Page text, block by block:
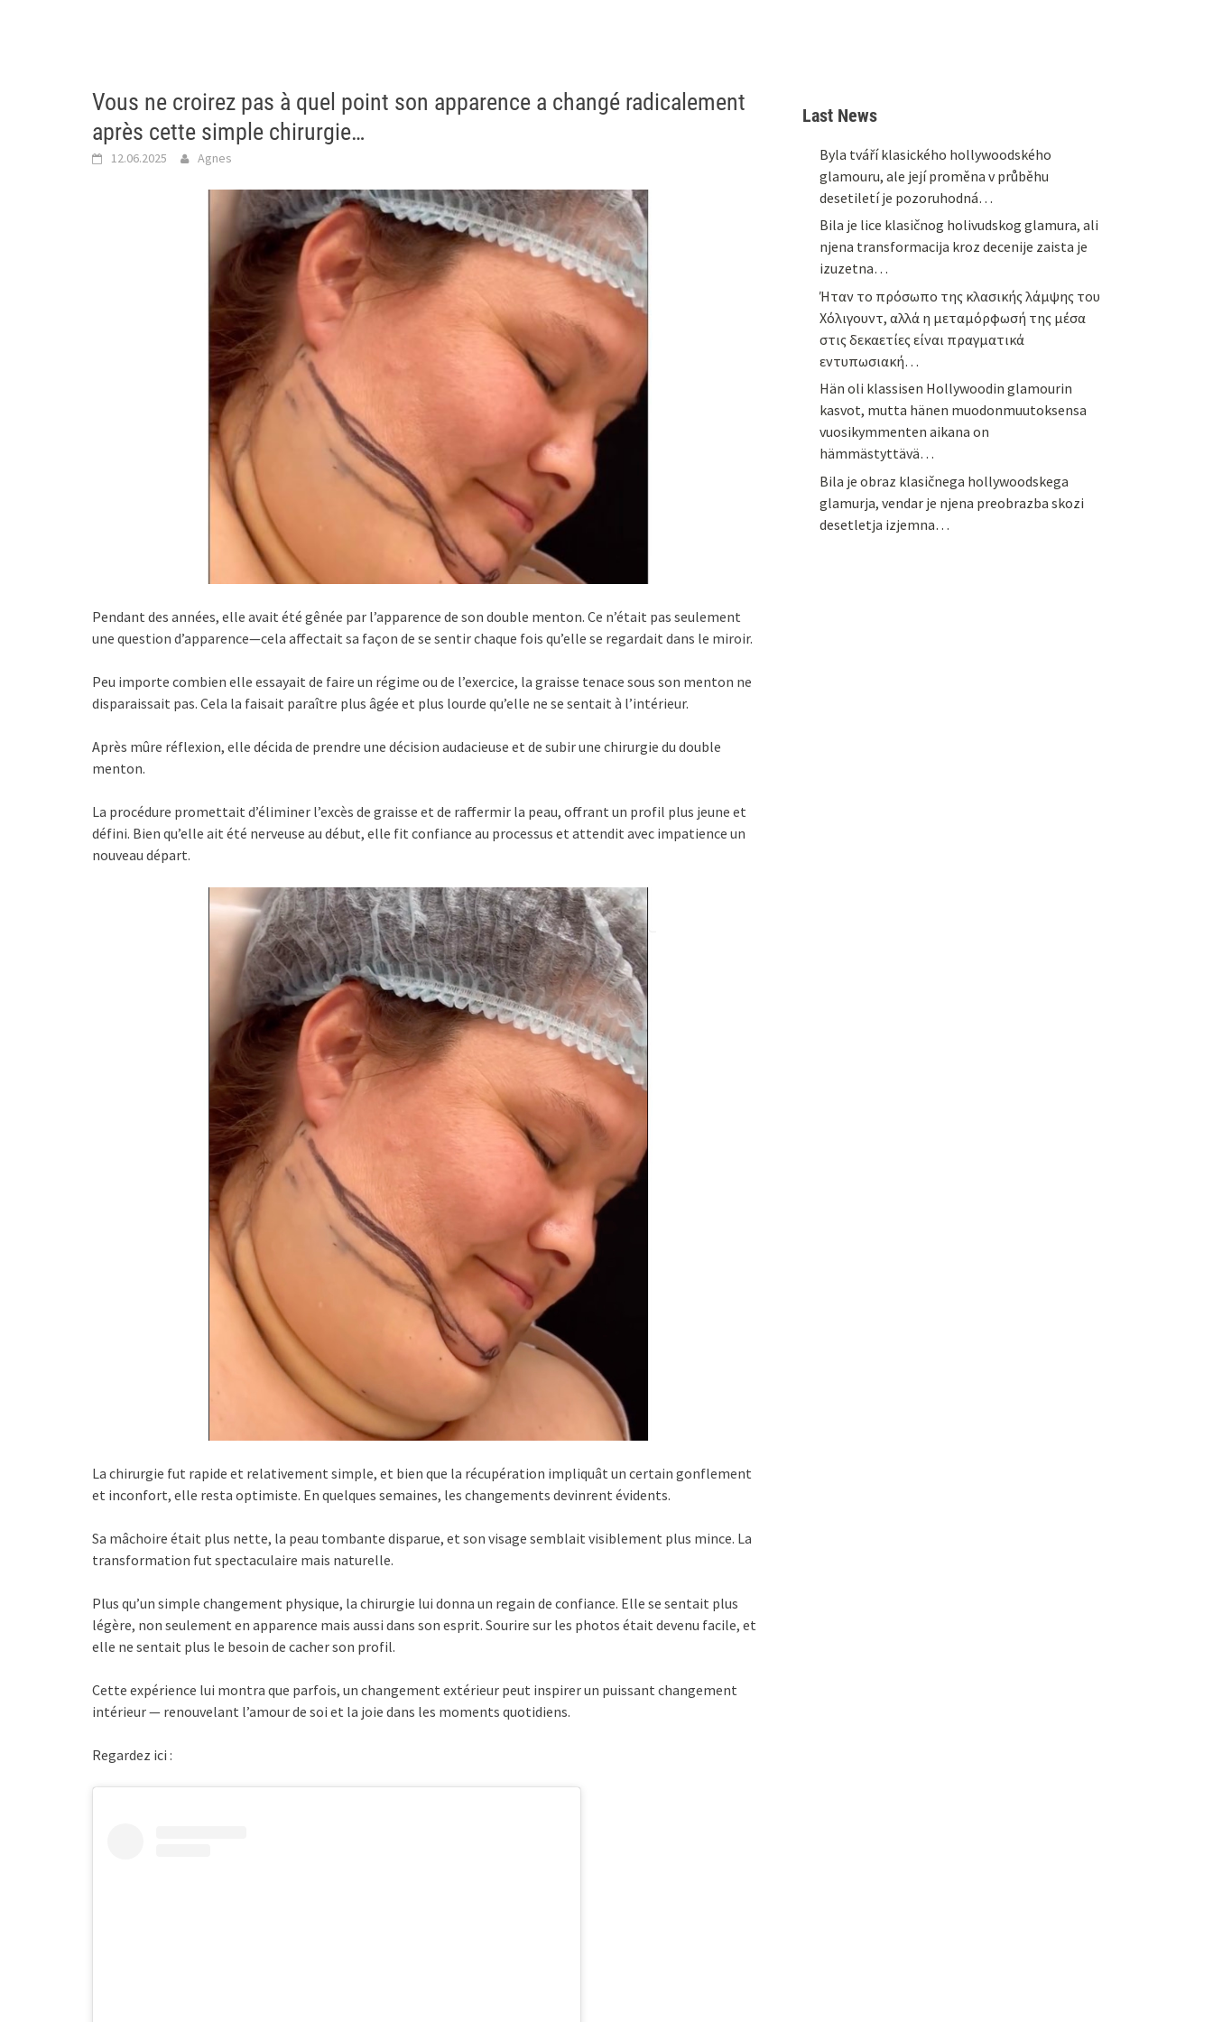
Vous ne croirez pas à quel point son apparence a changé radicalement
après cette simple chirurgie…
12.06.2025 Agnes
Pendant des années, elle avait été gênée par l’apparence de son double menton. Ce n’était pas seulement
une question d’apparence—cela affectait sa façon de se sentir chaque fois qu’elle se regardait dans le miroir.
Peu importe combien elle essayait de faire un régime ou de l’exercice, la graisse tenace sous son menton ne
disparaissait pas. Cela la faisait paraître plus âgée et plus lourde qu’elle ne se sentait à l’intérieur.
Après mûre réflexion, elle décida de prendre une décision audacieuse et de subir une chirurgie du double
menton.
La procédure promettait d’éliminer l’excès de graisse et de raffermir la peau, offrant un profil plus jeune et
défini. Bien qu’elle ait été nerveuse au début, elle fit confiance au processus et attendit avec impatience un
nouveau départ.
La chirurgie fut rapide et relativement simple, et bien que la récupération impliquât un certain gonflement
et inconfort, elle resta optimiste. En quelques semaines, les changements devinrent évidents.
Sa mâchoire était plus nette, la peau tombante disparue, et son visage semblait visiblement plus mince. La
transformation fut spectaculaire mais naturelle.
Plus qu’un simple changement physique, la chirurgie lui donna un regain de confiance. Elle se sentait plus
légère, non seulement en apparence mais aussi dans son esprit. Sourire sur les photos était devenu facile, et
elle ne sentait plus le besoin de cacher son profil.
Cette expérience lui montra que parfois, un changement extérieur peut inspirer un puissant changement
intérieur — renouvelant l’amour de soi et la joie dans les moments quotidiens.
Regardez ici :
Last News
Byla tváří klasického hollywoodského
glamouru, ale její proměna v průběhu
desetiletí je pozoruhodná…
Bila je lice klasičnog holivudskog glamura, ali
njena transformacija kroz decenije zaista je
izuzetna…
Ήταν το πρόσωπο της κλασικής λάμψης του
Χόλιγουντ, αλλά η μεταμόρφωσή της μέσα
στις δεκαετίες είναι πραγματικά
εντυπωσιακή…
Hän oli klassisen Hollywoodin glamourin
kasvot, mutta hänen muodonmuutoksensa
vuosikymmenten aikana on
hämmästyttävä…
Bila je obraz klasičnega hollywoodskega
glamurja, vendar je njena preobrazba skozi
desetletja izjemna…